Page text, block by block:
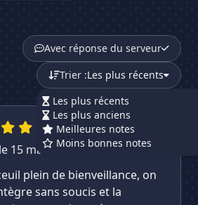
Avec réponse du serveur
Trier :Les plus récents
Les plus récents
Les plus anciens
Meilleures notes
Moins bonnes notes
15 mai 2026
plein de bienveillance, on
sans soucis et la